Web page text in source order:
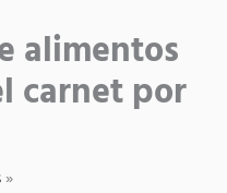
alimentos
carnet por